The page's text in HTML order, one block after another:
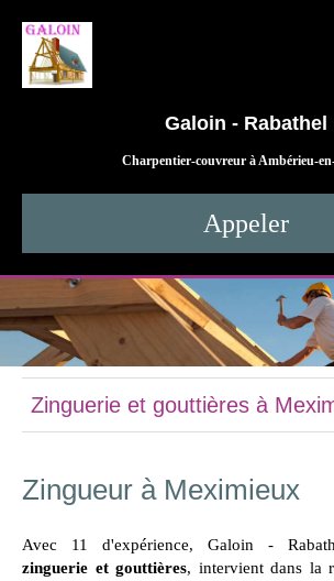
Galoin - Rabathel
Charpentier-couvreur à Ambérieu-
Appeler
Zinguerie et gouttières à
Zingueur à Meximieux
Avec 11 d'expérience, Galoin -
zinguerie et gouttières, intervient dans la